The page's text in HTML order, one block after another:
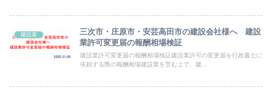
建設業
三次市・庄原市・安芸高田市の建設会社様へ 建設
業許可変更届の報酬相場検証
建設業許可変更届の報酬相場検証建設業許可の変更届を行政書士に
依頼する際の報酬相場建設業を営む上で、建...